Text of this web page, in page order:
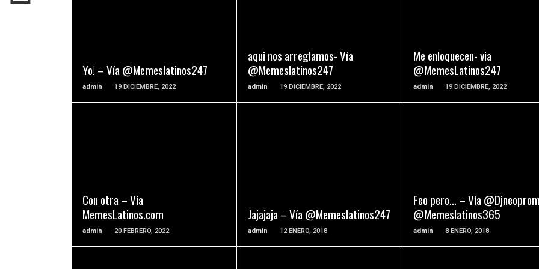
Yo! – Vía @Memeslatinos247
admin 19 DICIEMBRE, 2022
aqui nos arreglamos- Vía
@Memeslatinos247
admin 19 DICIEMBRE, 2022
Me enloquecen- via
@MemesLatinos247
admin 19 DICIEMBRE, 2022
Con otra – Via
MemesLatinos.com
admin 20 FEBRERO, 2022
Jajajaja – Vía @Memeslatinos247
admin 12 ENERO, 2018
Feo pero… – Vía
@Memeslatinos365
admin 8 ENERO, 2018